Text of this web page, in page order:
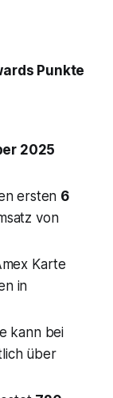
Punkte
2025
ersten 6
von
Karte
in
kann bei
über